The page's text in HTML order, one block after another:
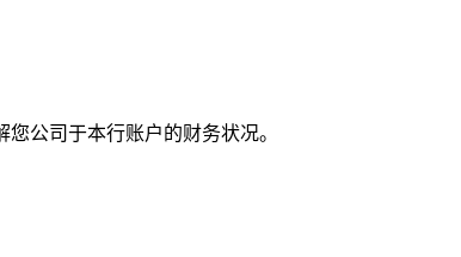
公司于本行账户的财务状况。